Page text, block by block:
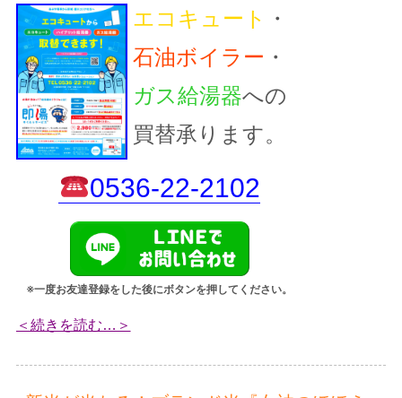
エコキュート ・
石油ボイラー ・
ガス給湯器への
買替承ります。
0536-22-2102
※一度お友達登録をした後にボタンを押してください。
＜続きを読む…＞